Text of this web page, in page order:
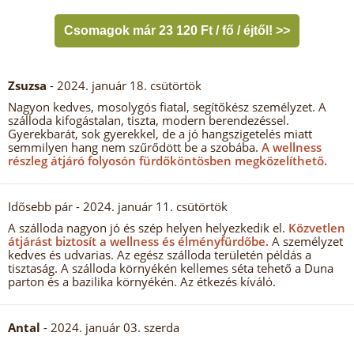
Csomagok már 23 120 Ft / fő / éjtől! >>
Zsuzsa - 2024. január 18. csütörtök
Nagyon kedves, mosolygós fiatal, segítőkész személyzet. A
szálloda kifogástalan, tiszta, modern berendezéssel.
Gyerekbarát, sok gyerekkel, de a jó hangszigetelés miatt
semmilyen hang nem szűrődött be a szobába. A wellness
részleg átjáró folyosón fürdőköntösben megközelíthető.
Idősebb pár - 2024. január 11. csütörtök
A szálloda nagyon jó és szép helyen helyezkedik el. Közvetlen
átjárást biztosít a wellness és élményfürdőbe. A személyzet
kedves és udvarias. Az egész szálloda területén példás a
tisztaság. A szálloda környékén kellemes séta tehető a Duna
parton és a bazilika környékén. Az étkezés kíváló.
Antal - 2024. január 03. szerda